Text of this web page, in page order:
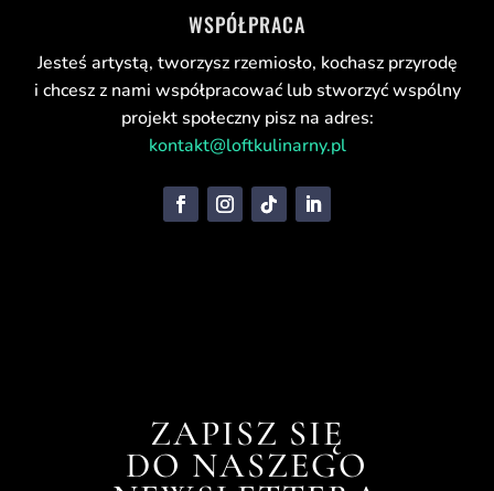
ZAPISZ SIĘ
DO NASZEGO
WSPÓŁPRACA
Jesteś artystą, tworzysz rzemiosło, kochasz przyrodę
i chcesz z nami współpracować lub stworzyć wspólny
projekt społeczny pisz na adres:
kontakt@loftkulinarny.pl